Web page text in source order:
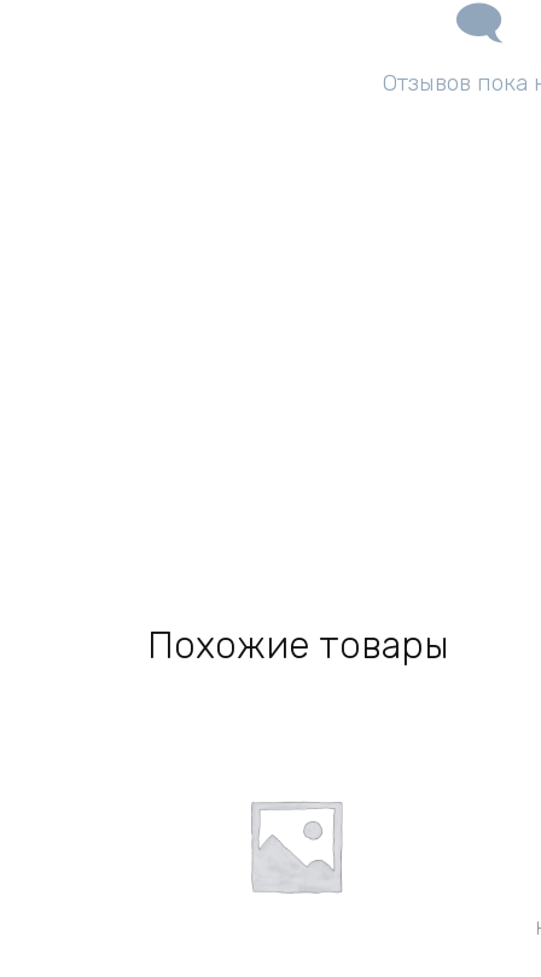
Отзывов пока
Похожие товары